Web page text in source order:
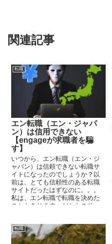
関連記事
転職
エン転職（エン・ジャパ
ン）は信用できない
【engageが求職者を騙
す】
いつから、エン転職（エン・ジ
ャパン）は信頼できない転職サ
イトになったのでしょうか？以
前は、とても信頼性のある転職
サイトだったはずなのに。。。
私は、エン転職で転職を決めた
こともあります。だからこそ、
転職